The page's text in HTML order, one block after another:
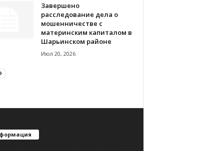
Завершено
расследование дела о
мошенничестве с
материнским капиталом в
Шарьинском районе
Июл 20, 2026